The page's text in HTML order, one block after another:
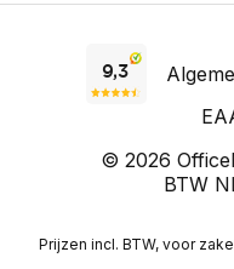
© 2026
BTW
Prijzen incl. BTW, voor